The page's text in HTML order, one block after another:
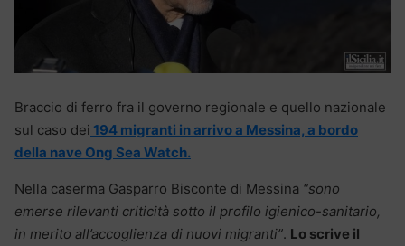
Braccio di ferro fra il governo regionale e quello nazionale
sul caso dei 194 migranti in arrivo a Messina, a bordo
della nave Ong Sea Watch.
Nella caserma Gasparro Bisconte di Messina “sono
emerse rilevanti criticità sotto il profilo igienico-sanitario,
in merito all’accoglienza di nuovi migranti”. Lo scrive il